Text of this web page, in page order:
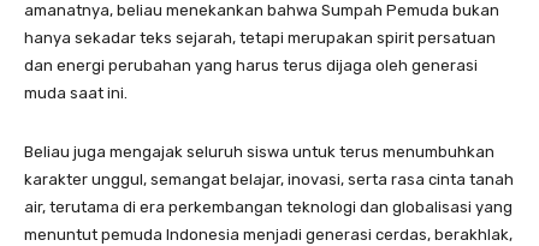
amanatnya, beliau menekankan bahwa Sumpah Pemuda bukan
hanya sekadar teks sejarah, tetapi merupakan spirit persatuan
dan energi perubahan yang harus terus dijaga oleh generasi
muda saat ini.
Beliau juga mengajak seluruh siswa untuk terus menumbuhkan
karakter unggul, semangat belajar, inovasi, serta rasa cinta tanah
air, terutama di era perkembangan teknologi dan globalisasi yang
menuntut pemuda Indonesia menjadi generasi cerdas, berakhlak,